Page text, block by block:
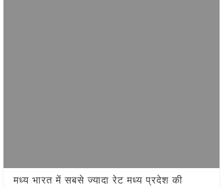
मध्य भारत में सबसे ज्यादा रेट मध्य प्रदेश की